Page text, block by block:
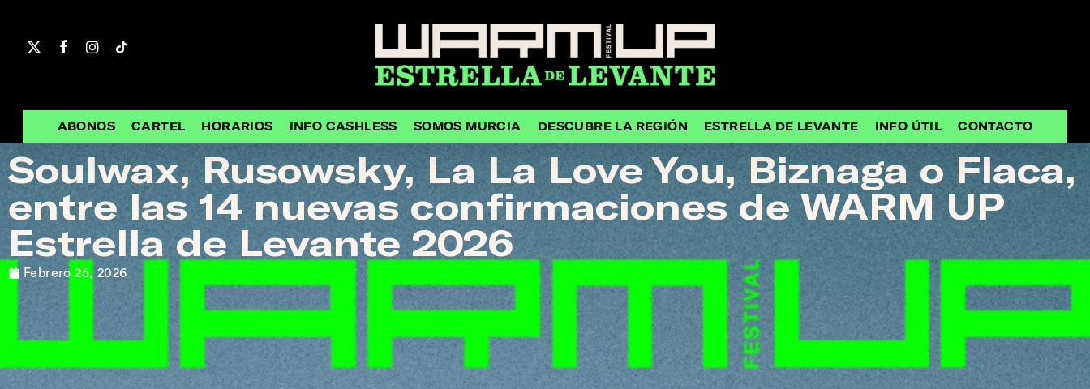
ABONOS CARTEL HORARIOS INFO CASHLESS SOMOS MURCIA DESCUBRE LA REGIÓN ESTRELLA DE LEVANTE INFO ÚTIL CONTACTO
Soulwax, Rusowsky, La La Love You, Biznaga o Flaca,
entre las 14 nuevas confirmaciones de WARM UP
Estrella de Levante 2026
Febrero 25, 2026